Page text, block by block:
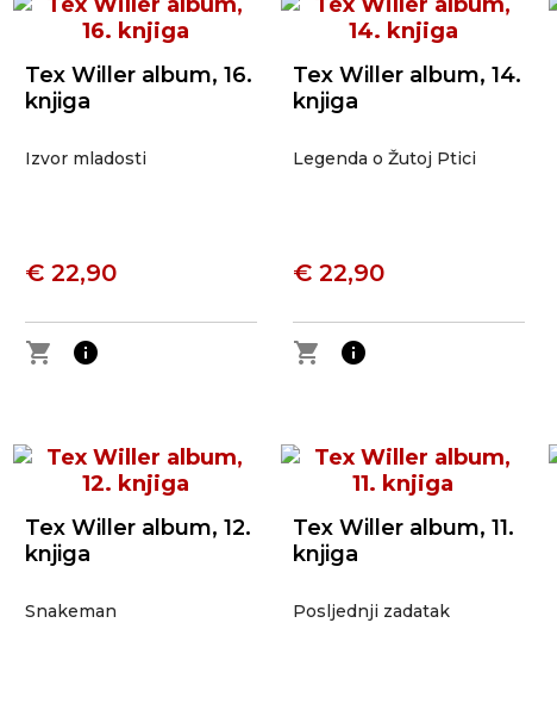
Tex Willer album, 16.
knjiga
Izvor mladosti
€ 22,90
shopping_cart info
Tex Willer album, 14.
knjiga
Legenda o Žutoj Ptici
€ 22,90
shopping_cart info
Tex Willer album, 12.
knjiga
Snakeman
Tex Willer album, 11.
knjiga
Posljednji zadatak